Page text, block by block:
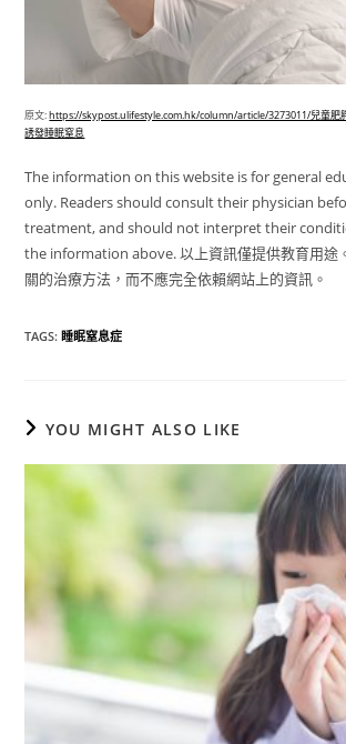
原文:https://skypost.ulifestyle.com.hk/column/article/3273011/兒童肥
誘發睡眠窒息
The information on this website is for general
only. Readers should consult their physician
treatment, and should not interpret their
the information above. 以上資訊僅提供教育用途
關的治療方法，而不應完全依賴網站上的資訊。
TAGS:睡眠窒息症
YOU MIGHT ALSO LIKE